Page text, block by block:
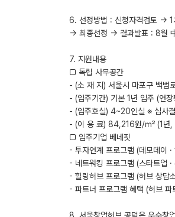
6. 선정방법 : 신청자격검토 →
→ 최종선정 → 결과발표 : 8월
7. 지원내용
□ 독립 사무공간
- (소 재 지) 서울시 마포구 백범
- (입주기간) 기본 1년 입주 (연
- (입주호실) 4~20인실 ※ 심사
- (이 용 료) 84,216원/㎡ (1년,
□ 입주기업 베네핏
- 투자연계 프로그램 (데모데이 ·
- 네트워킹 프로그램 (스타트업
- 힐링허브 프로그램 (허브 상담
- 파트너 프로그램 혜택 (허브